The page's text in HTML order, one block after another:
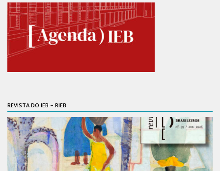
6º CIEAMP
Exposições
Manuel Correia de Andrade – o divulgador
Biblioteca Digital
Dedalus
Mecila
Red BAALC
REVISTA DO IEB – RIEB